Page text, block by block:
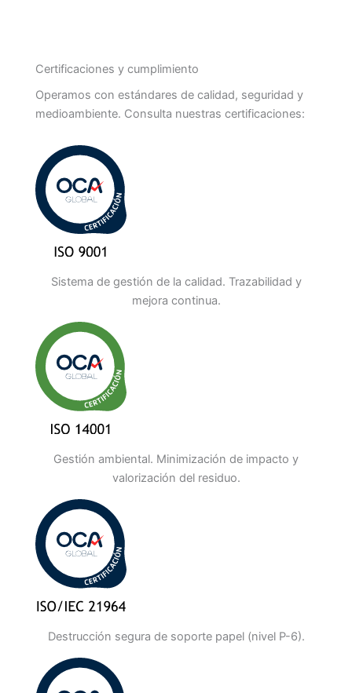
Certificaciones y cumplimiento
Operamos con estándares de calidad, seguridad y
medioambiente. Consulta nuestras certificaciones:
Sistema de gestión de la calidad. Trazabilidad y
mejora continua.
Gestión ambiental. Minimización de impacto y
valorización del residuo.
Destrucción segura de soporte papel (nivel P-6).